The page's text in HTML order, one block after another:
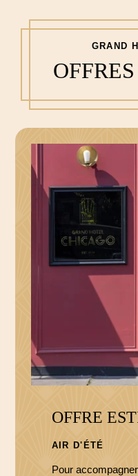
GRAND
OFFRE
AIR D'ÉTÉ
Pour